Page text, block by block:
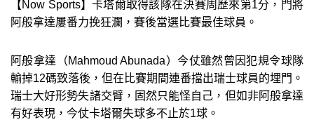
【Now Sports】卡塔爾取得該隊在決賽周歷來第1分，門將
阿般拿達屢番力挽狂瀾，賽後當選比賽最佳球員。
阿般拿達（Mahmoud Abunada）今仗雖然曾因犯規令球隊
輸掉12碼致落後，但在比賽期間連番擋出瑞士球員的埋門。
瑞士大好形勢失諸交臂，固然只能怪自己，但如非阿般拿達
有好表現，今仗卡塔爾失球多不止於1球。